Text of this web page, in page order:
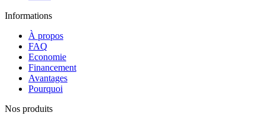
Informations
À propos
FAQ
Economie
Financement
Avantages
Pourquoi
Nos produits